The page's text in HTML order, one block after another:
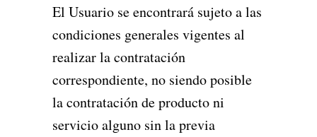
El Usuario se encontrará sujeto a las
condiciones generales vigentes al
realizar la contratación
correspondiente, no siendo posible
la contratación de producto ni
servicio alguno sin la previa